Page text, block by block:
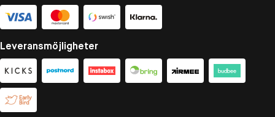
Leveransmöjligheter